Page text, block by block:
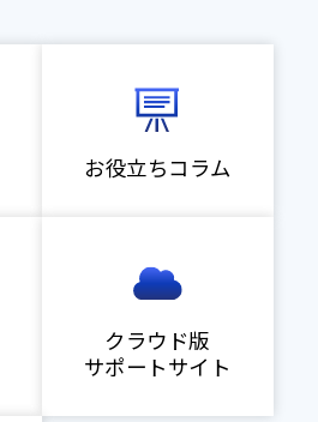
お役立ちコラム
クラウド版
サポートサイト